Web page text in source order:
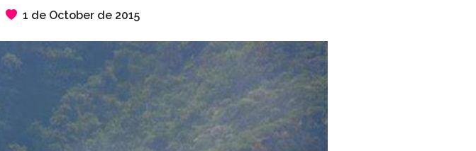
1 de October de 2015